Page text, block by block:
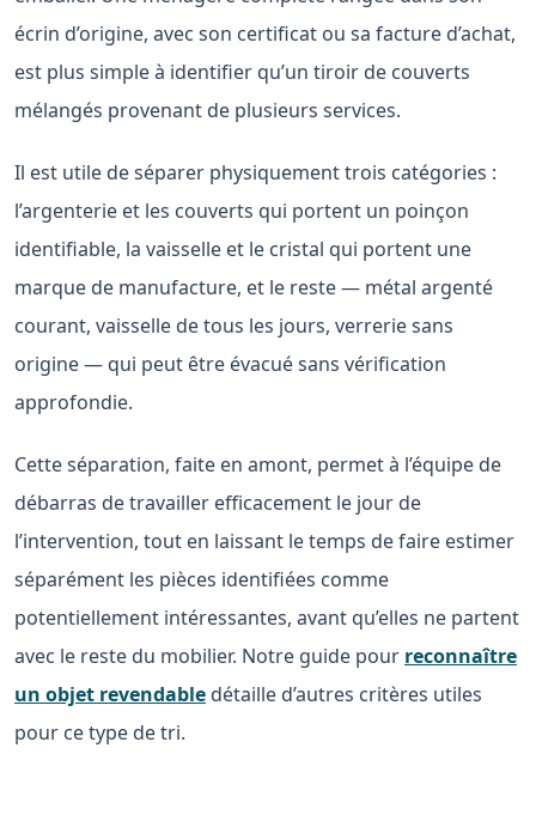
écrin d’origine, avec son certificat ou sa facture d’achat,
est plus simple à identifier qu’un tiroir de couverts
mélangés provenant de plusieurs services.
Il est utile de séparer physiquement trois catégories :
l’argenterie et les couverts qui portent un poinçon
identifiable, la vaisselle et le cristal qui portent une
marque de manufacture, et le reste — métal argenté
courant, vaisselle de tous les jours, verrerie sans
origine — qui peut être évacué sans vérification
approfondie.
Cette séparation, faite en amont, permet à l’équipe de
débarras de travailler efficacement le jour de
l’intervention, tout en laissant le temps de faire estimer
séparément les pièces identifiées comme
potentiellement intéressantes, avant qu’elles ne partent
avec le reste du mobilier. Notre guide pour reconnaître
un objet revendable détaille d’autres critères utiles
pour ce type de tri.